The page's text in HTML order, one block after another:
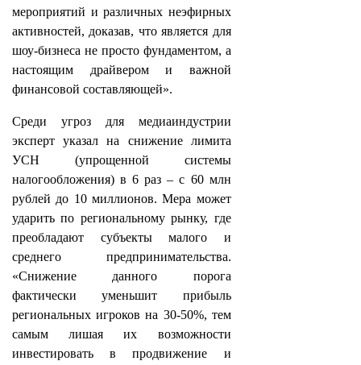
мероприятий и различных неэфирных
активностей, доказав, что является для
шоу-бизнеса не просто фундаментом, а
настоящим драйвером и важной
финансовой составляющей».
Среди угроз для медиаиндустрии
эксперт указал на снижение лимита
УСН (упрощенной системы
налогообложения) в 6 раз – с 60 млн
рублей до 10 миллионов. Мера может
ударить по региональному рынку, где
преобладают субъекты малого и
среднего предпринимательства.
«Снижение данного порога
фактически уменьшит прибыль
региональных игроков на 30-50%, тем
самым лишая их возможности
инвестировать в продвижение и